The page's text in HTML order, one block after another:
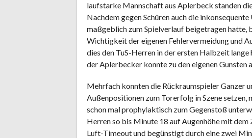
laufstarke Mannschaft aus Aplerbeck standen
Nachdem gegen Schüren auch die
maßgeblich zum Spielverlauf beigetragen hatte,
Wichtigkeit der eigenen Fehlervermeidung und
dies den TuS-Herren in der ersten Halbzeit
der Aplerbecker konnte zu den eigenen Gunsten
Mehrfach konnten die Rückraumspieler Ganzer
Außenpositionen zum Torerfolg in Szene
schon mal prophylaktisch zum Gegenstoß
Herren so bis Minute 18 auf Augenhöhe mit
Luft-Timeout und begünstigt durch eine zwei